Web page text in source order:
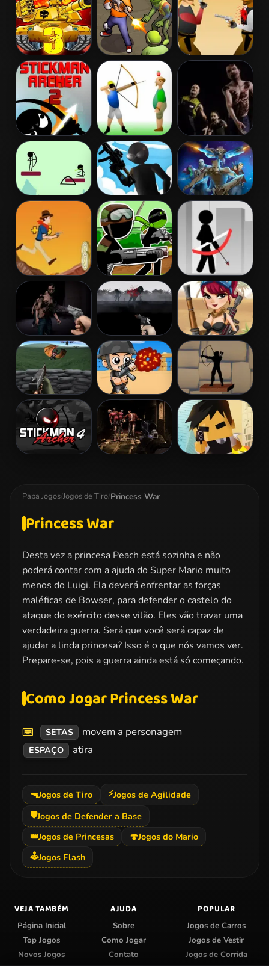
Dead Paradise
3
Zombie
Survival
Archer 2
Apple Shooter Zombie
Invasion
Archery Tactical Squad Galactic Run
Guardians
Galaxy
Cowboy Shoot
Zombies
Stickman
Army: The
Resistance
Stickman
Archer Online
Dead City Run Into Death Mummy Hunter
Tower Defense
vs Monsters
Captain War:
Zombie Killer
Shadow
Archers
Papa Jogos/Jogos de Tiro/Princess War
Princess War
Desta vez a princesa Peach está sozinha e não
poderá contar com a ajuda do Super Mario muito
menos do Luigi. Ela deverá enfrentar as forças
maléficas de Bowser, para defender o castelo do
ataque do exército desse vilão. Eles vão travar uma
verdadeira guerra. Será que você será capaz de
ajudar a linda princesa? Isso é o que nós vamos ver.
Prepare-se, pois a guerra ainda está só começando.
Como Jogar Princess War
SETAS movem a personagem
ESPAÇO atira
🔫Jogos de Tiro ⚡Jogos de Agilidade
🛡️Jogos de Defender a Base
👑Jogos de Princesas 🍄Jogos do Mario
🕹️Jogos Flash
VEJA TAMBÉM
Página Inicial
Top Jogos
Novos Jogos
AJUDA
Sobre
Como Jogar
Contato
POPULAR
Jogos de Carros
Jogos de Vestir
Jogos de Corrida